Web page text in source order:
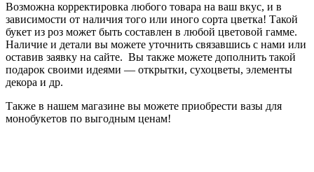
Возможна корректировка любого товара на ваш вкус, и в
зависимости от наличия того или иного сорта цветка! Такой
букет из роз может быть составлен в любой цветовой гамме.
Наличие и детали вы можете уточнить связавшись с нами или
оставив заявку на сайте. Вы также можете дополнить такой
подарок своими идеями — открытки, сухоцветы, элементы
декора и др.
Также в нашем магазине вы можете приобрести вазы для
монобукетов по выгодным ценам!